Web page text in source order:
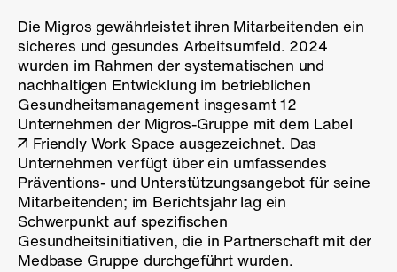
Die Migros gewährleistet ihren Mitarbeitenden ein
sicheres und gesundes Arbeitsumfeld. 2024
wurden im Rahmen der systematischen und
nachhaltigen Entwicklung im betrieblichen
Gesundheitsmanagement insgesamt 12
Unternehmen der Migros-Gruppe mit dem Label
Friendly Work Space ausgezeichnet. Das
Unternehmen verfügt über ein umfassendes
Präventions- und Unterstützungsangebot für seine
Mitarbeitenden; im Berichtsjahr lag ein
Schwerpunkt auf spezifischen
Gesundheitsinitiativen, die in Partnerschaft mit der
Medbase Gruppe durchgeführt wurden.